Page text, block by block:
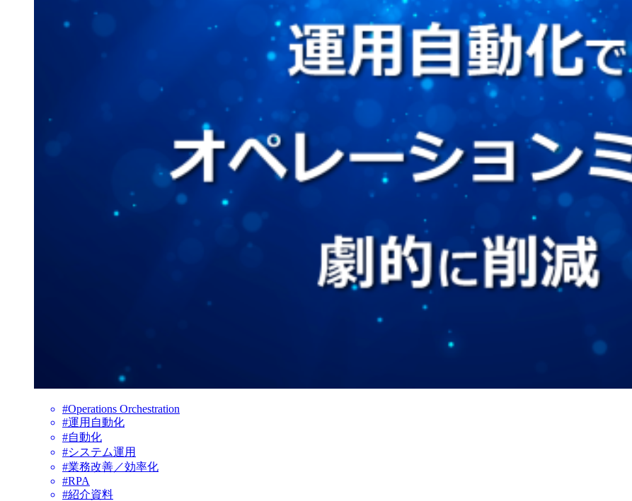
#Operations Orchestration
#運用自動化
#自動化
#システム運用
#業務改善／効率化
#RPA
#紹介資料